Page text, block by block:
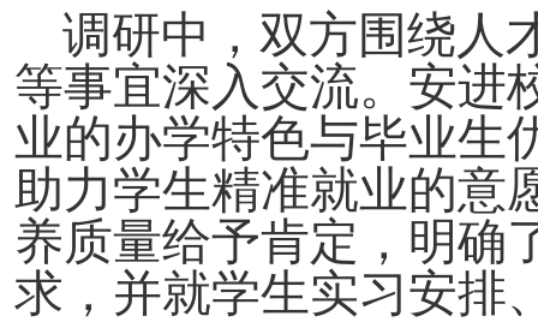
调研中，双方围绕人
等事宜深入交流。安进
业的办学特色与毕业生
助力学生精准就业的意
养质量给予肯定，明确
求，并就学生实习安排